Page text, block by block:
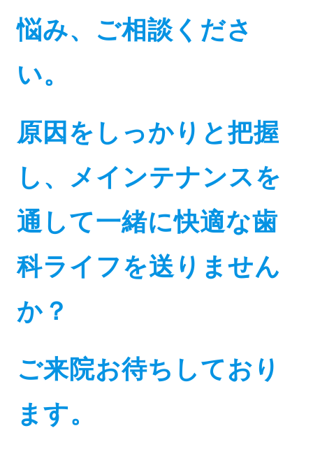
悩み、ご相談くださ
い。
原因をしっかりと把握
し、メインテナンスを
通して一緒に快適な歯
科ライフを送りません
か？
ご来院お待ちしており
ます。